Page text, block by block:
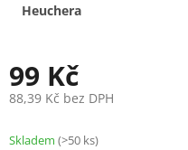
Heuchera
99 Kč
88,39 Kč bez DPH
cena:
Skladem (>50 ks)